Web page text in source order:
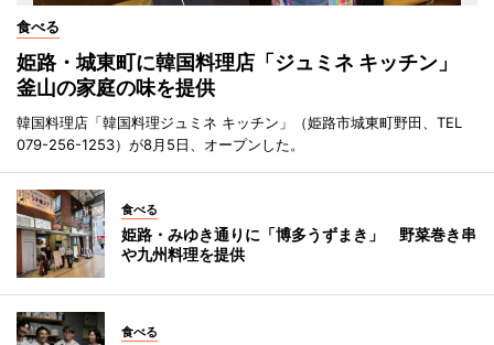
食べる
姫路・城東町に韓国料理店「ジュミネ キッチン」
釜山の家庭の味を提供
韓国料理店「韓国料理ジュミネ キッチン」（姫路市城東町野田、TEL
079-256-1253）が8月5日、オープンした。
食べる
姫路・みゆき通りに「博多うずまき」 野菜巻き串
や九州料理を提供
食べる